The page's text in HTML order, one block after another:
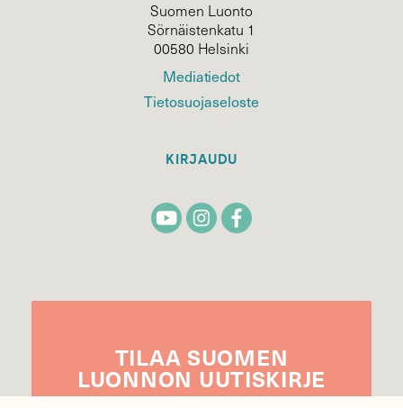
Suomen Luonto
Sörnäistenkatu 1
00580 Helsinki
Mediatiedot
Tietosuojaseloste
KIRJAUDU
TILAA SUOMEN
LUONNON UUTIS­KIRJE